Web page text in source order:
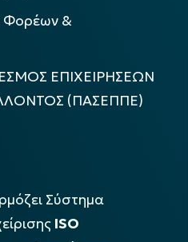
Φορέων &
ΕΠΙΧΕΙΡΗΣΕΩΝ
(ΠΑΣΕΠΠΕ)
Σύστημα
ISO